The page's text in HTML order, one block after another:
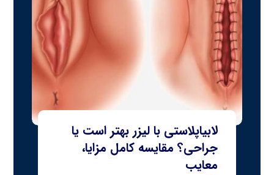
لابیاپلاستی با لیزر بهتر است یا
جراحی؟ مقایسه کامل مزایا،
معایب